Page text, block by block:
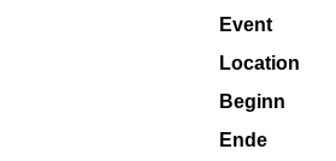
Event
Location
Beginn
Ende